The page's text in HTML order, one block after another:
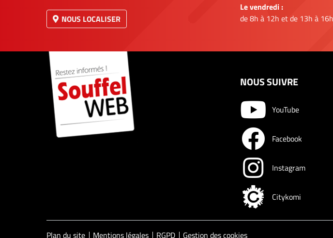
NOUS LOCALISER
Le vendredi :
de 8h à 12h et de 13h à 16h
NOUS SUIVRE
YouTube
Facebook
Instagram
Citykomi
Plan du site Mentions légales RGPD Gestion des cookies